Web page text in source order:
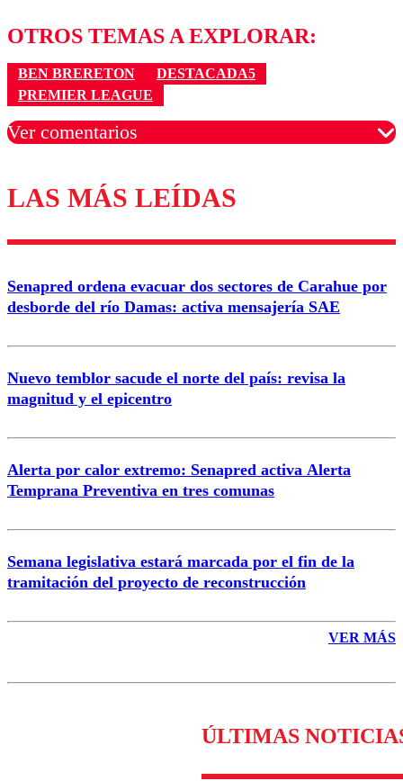
OTROS TEMAS A EXPLORAR:
BEN BRERETON
DESTACADA5
PREMIER LEAGUE
Ver comentarios
Los comentarios son moderados para garantizar un
diálogo respetuoso.
Correo
LAS MÁS LEÍDAS
Senapred ordena evacuar dos sectores de Carahue por
desborde del río Damas: activa mensajería SAE
Nuevo temblor sacude el norte del país: revisa la
magnitud y el epicentro
Alerta por calor extremo: Senapred activa Alerta
Temprana Preventiva en tres comunas
Semana legislativa estará marcada por el fin de la
tramitación del proyecto de reconstrucción
VER MÁS
ÚLTIMAS